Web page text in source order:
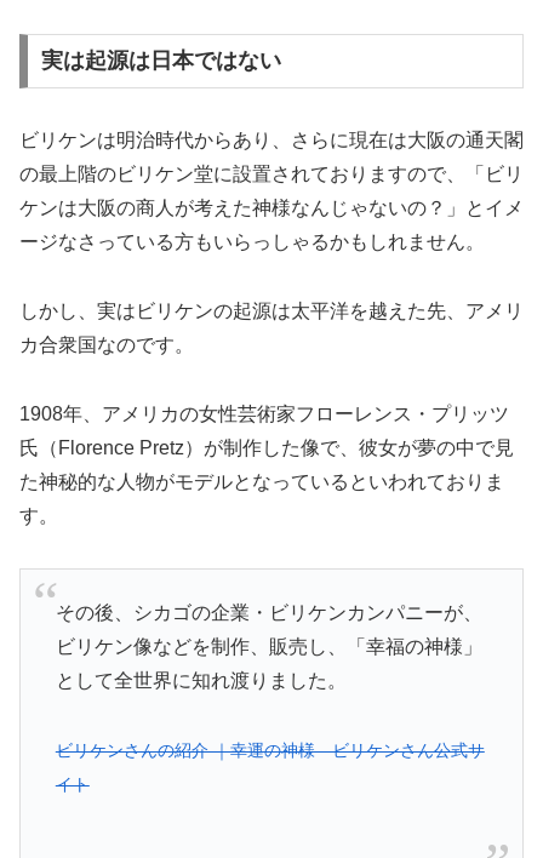
実は起源は日本ではない
ビリケンは明治時代からあり、さらに現在は大阪の通天閣
の最上階のビリケン堂に設置されておりますので、「ビリ
ケンは大阪の商人が考えた神様なんじゃないの？」とイメ
ージなさっている方もいらっしゃるかもしれません。
しかし、実はビリケンの起源は太平洋を越えた先、アメリ
カ合衆国なのです。
1908年、アメリカの女性芸術家フローレンス・プリッツ
氏（Florence Pretz）が制作した像で、彼女が夢の中で見
た神秘的な人物がモデルとなっているといわれておりま
す。
その後、シカゴの企業・ビリケンカンパニーが、
ビリケン像などを制作、販売し、「幸福の神様」
として全世界に知れ渡りました。
ビリケンさんの紹介 ｜幸運の神様 ビリケンさん公式サ
イト